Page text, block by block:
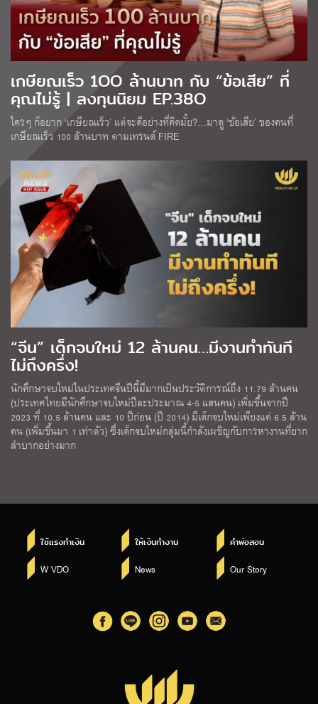
เกษียณเร็ว 1OO ล้านบาท กับ “ข้อเสีย” ที่
คุณไม่รู้ | ลงทุนนิยม EP.38O
ใครๆ ก็อยาก ‘เกษียณเร็ว’ แต่จะดีอย่างที่คิดมั้ย?…มาดู ‘ข้อเสีย’ ของคนที่
เกษียณเร็ว 100 ล้านบาท ตามเทรนด์ FIRE
“จีน” เด็กจบใหม่ 12 ล้านคน…มีงานทำทันที
ไม่ถึงครึ่ง!
นักศึกษาจบใหม่ในประเทศจีนปีนี้มีมากเป็นประวัติการณ์ถึง 11.79 ล้านคน
(ประเทศไทยมีนักศึกษาจบใหม่ปีละประมาณ 4-5 แสนคน) เพิ่มขึ้นจากปี
2023 ที่ 10.5 ล้านคน และ 10 ปีก่อน (ปี 2014) มีเด็กจบใหม่เพียงแค่ 6.5 ล้าน
คน (เพิ่มขึ้นมา 1 เท่าตัว) ซึ่งเด็กจบใหม่กลุ่มนี้กำลังเผชิญกับการหางานที่ยาก
ลำบากอย่างมาก
ใช้แรงทำเงิน ให้เงินทำงาน คำพ่อสอน
W VDO News Our Story